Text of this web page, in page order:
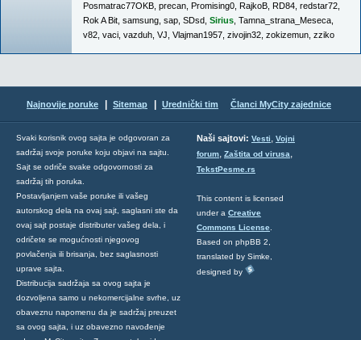
Posmatrac77OKB precan Promising0 RajkoB RD84 redstar72
Rok A Bit samsung sap SDsd Sirius Tamna_strana_Meseca
v82 vaci vazduh VJ Vlajman1957 zivojin32 zokizemun zziko
Najnovije poruke Sitemap Urednički tim Članci MyCity zajednice
Svaki korisnik ovog sajta je odgovoran za
sadržaj svoje poruke koju objavi na sajtu.
Sajt se odriče svake odgovornosti za
sadržaj tih poruka.
Postavljanjem vaše poruke ili vašeg
autorskog dela na ovaj sajt, saglasni ste da
ovaj sajt postaje distributer vašeg dela, i
odričete se mogućnosti njegovog
povlačenja ili brisanja, bez saglasnosti
uprave sajta.
Distribucija sadržaja sa ovog sajta je
dozvoljena samo u nekomercijalne svrhe, uz
obaveznu napomenu da je sadržaj preuzet
sa ovog sajta, i uz obavezno navođenje
Naši sajtovi: Vesti, Vojni
forum, Zaštita od virusa,
TekstPesme.rs
This content is licensed
under a Creative
Commons License
Based on phpBB 2,
translated by Simke,
designed by